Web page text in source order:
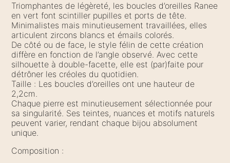
Triomphantes de légèreté, les boucles d’oreilles Ranee
en vert font scintiller pupilles et ports de tête.
Minimalistes mais minutieusement travaillées, elles
articulent zircons blancs et émails colorés.
De côté ou de face, le style félin de cette création
diffère en fonction de l’angle observé. Avec cette
silhouette à double-facette, elle est (par)faite pour
détrôner les créoles du quotidien.
Taille : Les boucles d’oreilles ont une hauteur de
2,2cm.
Chaque pierre est minutieusement sélectionnée pour
sa singularité. Ses teintes, nuances et motifs naturels
peuvent varier, rendant chaque bijou absolument
unique.
Composition :